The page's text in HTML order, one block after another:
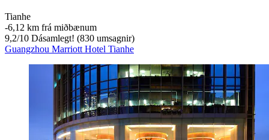
Tianhe
‐6,12 km frá miðbænum
9,2/10 Dásamlegt! (830 umsagnir)
Guangzhou Marriott Hotel Tianhe